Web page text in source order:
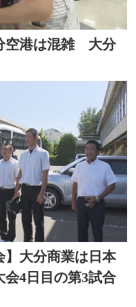
空港は混雑 大分
】大分商業は日本
4日目の第3試合